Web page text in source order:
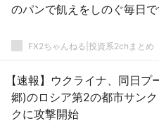
のパンで飢えをしのぐ毎日で
FX2ちゃんねる|投資系2chまとめ
【速報】ウクライナ、同日プ
郷)のロシア第2の都市サン
クに攻撃開始